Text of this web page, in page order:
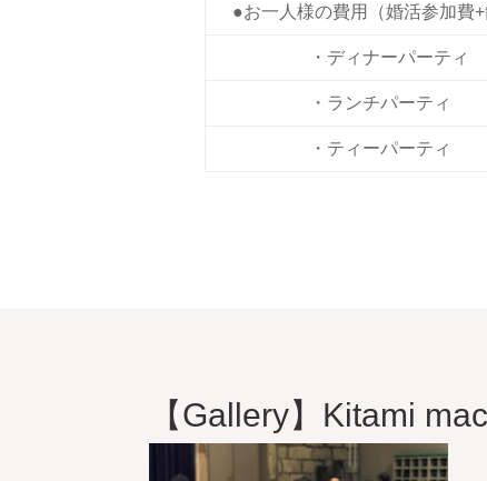
●お一人様の費用（婚活参加費+
・ディナーパーティ
・ランチパーティ
・ティーパーティ
【Gallery】Kitami